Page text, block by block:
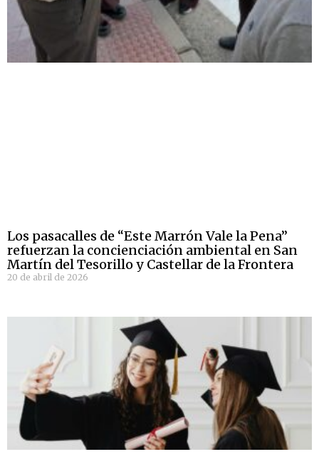
Los pasacalles de “Este Marrón Vale la Pena”
refuerzan la concienciación ambiental en San
Martín del Tesorillo y Castellar de la Frontera
20 de abril de 2026